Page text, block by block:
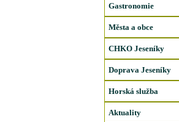
Gastronomie
Města a obce
CHKO Jeseníky
Doprava Jeseníky
Horská služba
Aktuality